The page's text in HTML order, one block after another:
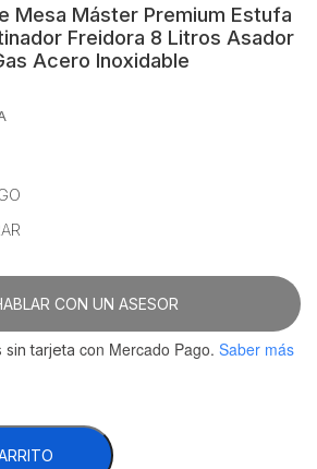
Mesa Máster Premium Estufa
Freidora 8 Litros Asador
Acero Inoxidable
CON UN ASESOR
sin tarjeta con Mercado Pago. Saber más